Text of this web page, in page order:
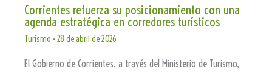
Corrientes refuerza su posicionamiento con una
agenda estratégica en corredores turísticos
Turismo •28 de abril de 2026
El Gobierno de Corrientes, a través del Ministerio de Turismo,